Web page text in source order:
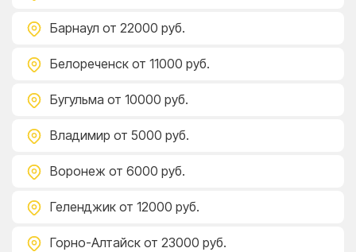
Барнаул от 22000 руб.
Белореченск от 11000 руб.
Бугульма от 10000 руб.
Владимир от 5000 руб.
Воронеж от 6000 руб.
Геленджик от 12000 руб.
Горно-Алтайск от 23000 руб.